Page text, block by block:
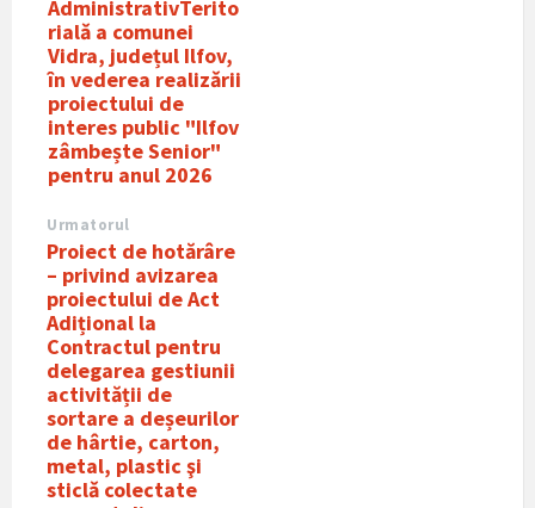
AdministrativTerito
rialǎ a comunei
Vidra, județul Ilfov,
în vederea realizǎrii
proiectului de
interes public "Ilfov
zâmbește Senior"
pentru anul 2026
Urmatorul
Proiect de hotărâre
– privind avizarea
proiectului de Act
Adițional la
Contractul pentru
delegarea gestiunii
activității de
sortare a deșeurilor
de hârtie, carton,
metal, plastic şi
sticlǎ colectate